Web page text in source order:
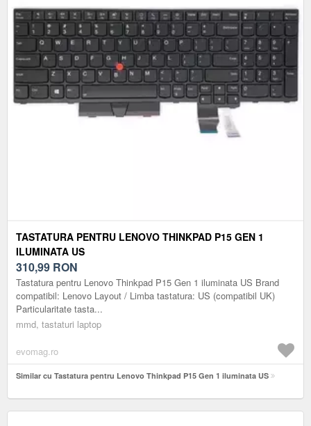
TASTATURA PENTRU LENOVO THINKPAD P15 GEN 1
ILUMINATA US
310,99 RON
Tastatura pentru Lenovo Thinkpad P15 Gen 1 iluminata US Brand
compatibil: Lenovo Layout / Limba tastatura: US (compatibil UK)
Particularitate tasta...
mmd, tastaturi laptop
evomag.ro
Similar cu Tastatura pentru Lenovo Thinkpad P15 Gen 1 iluminata US